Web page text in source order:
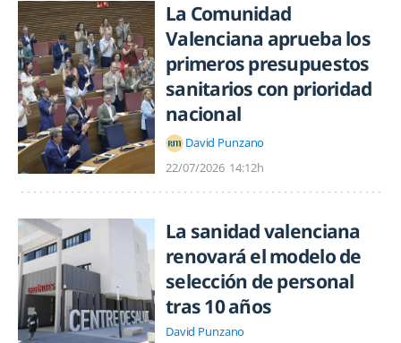
La Comunidad
Valenciana aprueba los
primeros presupuestos
sanitarios con prioridad
nacional
David Punzano
22/07/2026 14:12h
La sanidad valenciana
renovará el modelo de
selección de personal
tras 10 años
David Punzano